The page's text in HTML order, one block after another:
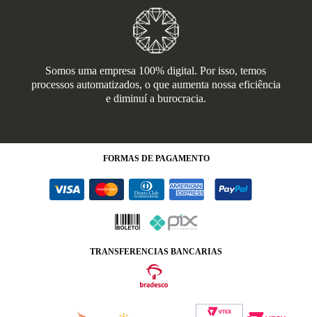
Somos uma empresa 100% digital. Por isso, temos
processos automatizados, o que aumenta nossa eficiência
e diminuí a burocracia.
FORMAS DE PAGAMENTO
TRANSFERENCIAS BANCARIAS